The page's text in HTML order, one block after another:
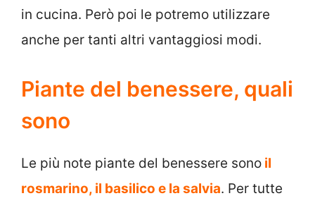
in cucina. Però poi le potremo utilizzare
anche per tanti altri vantaggiosi modi.
Piante del benessere, quali
sono
Le più note piante del benessere sono il
rosmarino, il basilico e la salvia. Per tutte